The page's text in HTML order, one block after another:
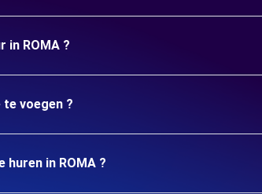
in ROMA ?
voegen ?
in ROMA ?